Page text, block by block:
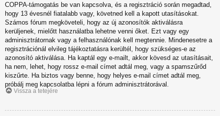
COPPA-támogatás be van kapcsolva, és a regisztráció során megadtad,
hogy 13 évesnél fiatalabb vagy, követned kell a kapott utasításokat.
Számos fórum megköveteli, hogy az új azonosítók aktiválásra
kerüljenek, mielőtt használatba lehetne venni őket. Ezt vagy egy
adminisztrátornak vagy a felhasználónak kell megtennie. Mindenesetre a
regisztrációnál elvileg tájékoztatásra kerültél, hogy szükséges-e az
azonosító aktiválása. Ha kaptál egy e-mailt, akkor kövesd az utasításait,
ha nem, lehet, hogy rossz e-mail címet adtál meg, vagy a spamszűrőd
kiszűrte. Ha biztos vagy benne, hogy helyes e-mail címet adtál meg,
próbálj meg kapcsolatba lépni a fórum adminisztrátorával.
Vissza a tetejére